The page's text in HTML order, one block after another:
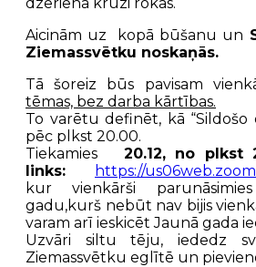
Aicinām uz kopā būšanu un
Ziemassvētku noskaņās.
Tā šoreiz būs pavisam
tēmas, bez darba kārtības.
To varētu definēt, kā “Sildošo
pēc plkst 20.00.
Tiekamies 20.12, no plkst
links:
https://
kur vienkārši
gadu,kurš nebūt nav bijis
varam arī ieskicēt Jaunā gada
Uzvāri siltu tēju, iededz
Ziemassvētku eglītē un